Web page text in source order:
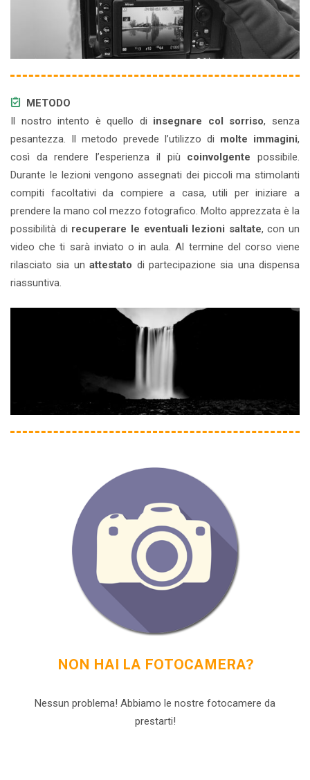
METODO
Il nostro intento è quello di insegnare col sorriso, senza
pesantezza. Il metodo prevede l’utilizzo di molte immagini,
così da rendere l’esperienza il più coinvolgente possibile.
Durante le lezioni vengono assegnati dei piccoli ma stimolanti
compiti facoltativi da compiere a casa, utili per iniziare a
prendere la mano col mezzo fotografico. Molto apprezzata è la
possibilità di recuperare le eventuali lezioni saltate, con un
video che ti sarà inviato o in aula. Al termine del corso viene
rilasciato sia unattestato di partecipazione sia una dispensa
riassuntiva.
NON HAI LA FOTOCAMERA?
Nessun problema! Abbiamo le nostre fotocamere da
prestarti!